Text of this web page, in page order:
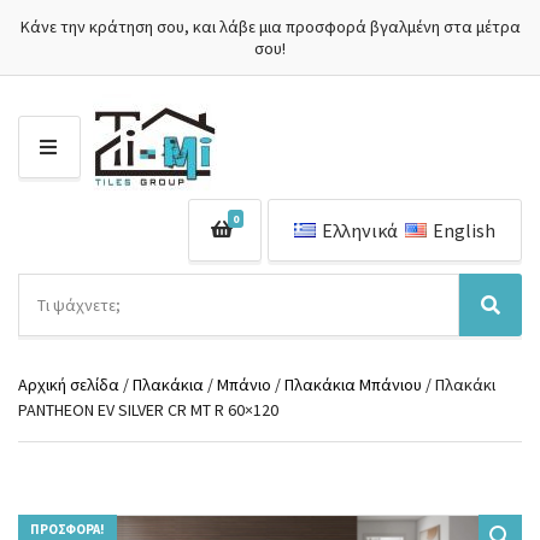
Κάνε την κράτηση σου, και λάβε μια προσφορά βγαλμένη στα μέτρα
σου!
Μ
Ε
ν
μ
α
κ
α
ή
τ
Α
ν
ζ
τ
0 Ελληνικά English
Αρχική σελίδα /Πλακάκια /Μπάνιο /Πλακάκια Μπάνιου / Πλακάκι
PANTHEON EV SILVER CR MT R 60×120
ΠΡΟΣΦΟΡΆ!